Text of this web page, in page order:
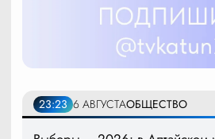
23:23 6 АВГУСТАОБЩЕСТВО